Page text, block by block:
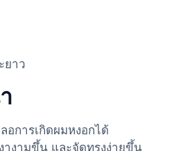
ยาว
การเกิดผมหงอกได้
างามขึ้น และจัดทรงง่ายขึ้น